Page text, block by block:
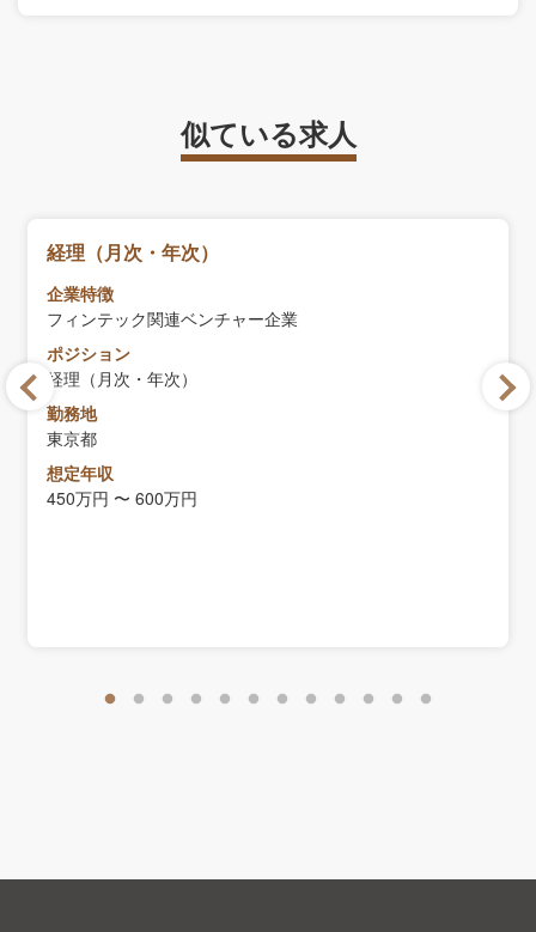
似ている求人
経理（月次・年次）
企業特徴
フィンテック関連ベンチャー企業
ポジション
経理（月次・年次）
勤務地
東京都
想定年収
450万円 〜 600万円